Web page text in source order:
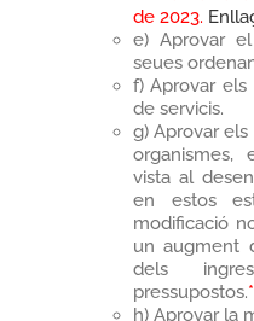
de 2023.
e) Aprovar
seues
f) Aprovar
de servicis.
g) Aprovar els
organismes,
vista al
en estos
modificació
un augment
dels
pressupostos.*
h) Aprovar la